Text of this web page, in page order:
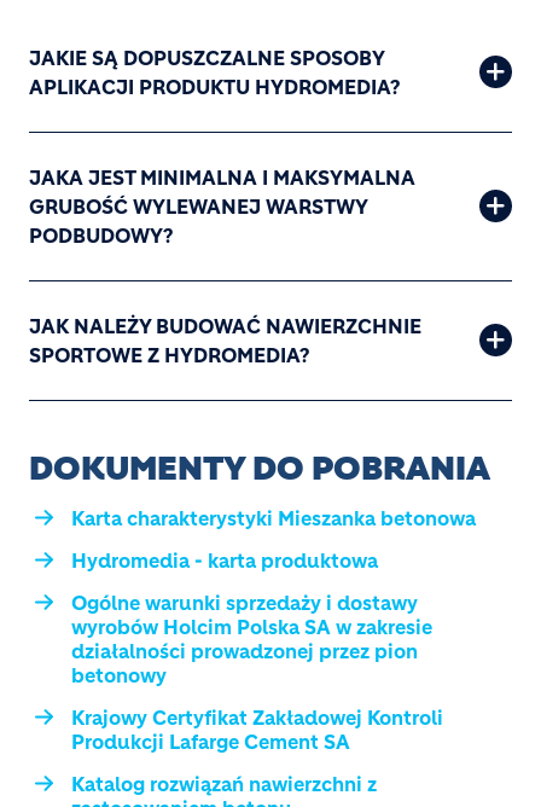
JAKIE SĄ DOPUSZCZALNE SPOSOBY
APLIKACJI PRODUKTU HYDROMEDIA?
JAKA JEST MINIMALNA I MAKSYMALNA
GRUBOŚĆ WYLEWANEJ WARSTWY
PODBUDOWY?
JAK NALEŻY BUDOWAĆ NAWIERZCHNIE
SPORTOWE Z HYDROMEDIA?
DOKUMENTY DO POBRANIA
Karta charakterystyki Mieszanka betonowa
Hydromedia - karta produktowa
Ogólne warunki sprzedaży i dostawy
wyrobów Holcim Polska SA w zakresie
działalności prowadzonej przez pion
betonowy
Krajowy Certyfikat Zakładowej Kontroli
Produkcji Lafarge Cement SA
Katalog rozwiązań nawierzchni z